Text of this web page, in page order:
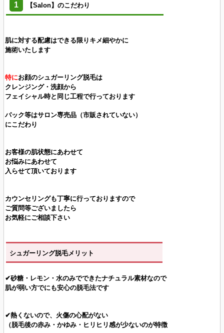
1 【Salon】のこだわり
肌に対する配慮はできる限りキメ細やかに
施術いたします
特にお顔のシュガーリング脱毛は
クレンジング・洗顔から
フェイシャル時と同じ工程で行っております
パック等はサロン専売品（市販されていない）
にこだわり
お客様の肌状態にあわせて
お悩みにあわせて
入らせて頂いております
カウンセリングも丁寧に行っておりますので
ご質問等ございましたら
お気軽にご相談下さい
シュガーリング脱毛メリット
✔砂糖・レモン・水のみでできたナチュラル素材なので
肌が弱い方でにも安心の脱毛法です
✔熱くないので、火傷の心配がない
（脱毛後の赤み・かゆみ・ヒリヒリ感が少ないのが特徴